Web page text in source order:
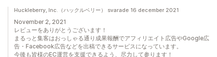
Huckleberry, Inc.（ハックルベリー） svarade 16 december 2021
November 2, 2021
レビューをありがとうございます！
まるっと集客はおっしゃる通り成果報酬でアフィリエイト広告やGoogle広
告・Facebook広告などを出稿できるサービスになっています。
今後も皆様のEC運営を支援できるよう、尽力して参ります！